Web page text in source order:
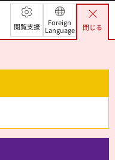
閲覧支援
Foreign
Language
閉じる